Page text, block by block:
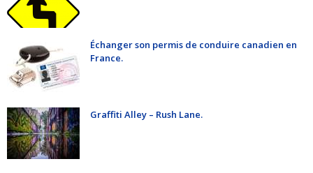
Échanger son permis de conduire canadien en
France.
Graffiti Alley – Rush Lane.